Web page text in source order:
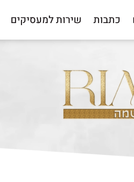
כתבות שירות למעסיקים